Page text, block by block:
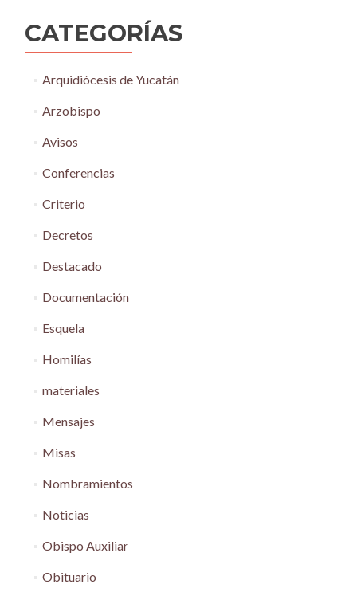
CATEGORÍAS
Arquidiócesis de Yucatán
Arzobispo
Avisos
Conferencias
Criterio
Decretos
Destacado
Documentación
Esquela
Homilías
materiales
Mensajes
Misas
Nombramientos
Noticias
Obispo Auxiliar
Obituario